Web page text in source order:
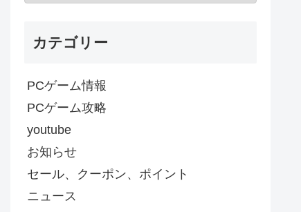
カテゴリー
PCゲーム情報
PCゲーム攻略
youtube
お知らせ
セール、クーポン、ポイント
ニュース